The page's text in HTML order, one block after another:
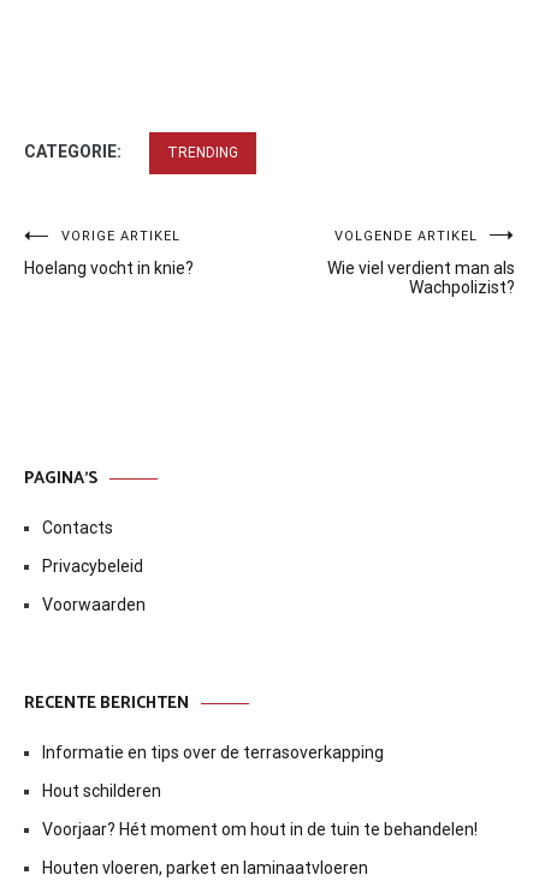
CATEGORIE: TRENDING
Bericht
navigatie
VORIGE ARTIKEL
Hoelang vocht in knie?
VOLGENDE ARTIKEL
Wie viel verdient man als
Wachpolizist?
PAGINA’S
Contacts
Privacybeleid
Voorwaarden
RECENTE BERICHTEN
Informatie en tips over de terrasoverkapping
Hout schilderen
Voorjaar? Hét moment om hout in de tuin te behandelen!
Houten vloeren, parket en laminaatvloeren